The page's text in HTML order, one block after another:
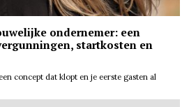
ondernemer: een
startkosten en
concept dat klopt en je eerste gasten al